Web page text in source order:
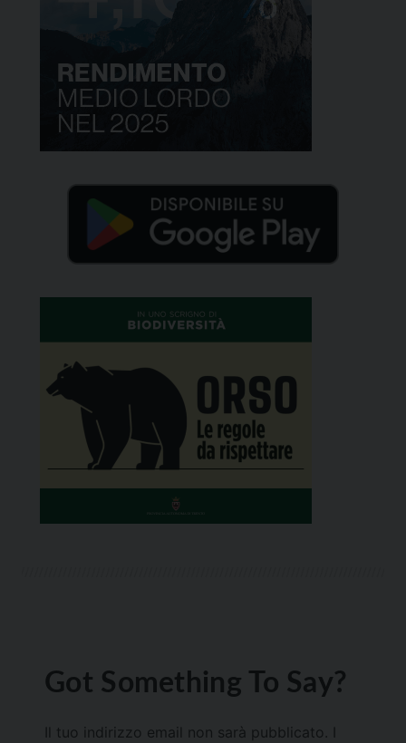
Got Something To Say?
Il tuo indirizzo email non sarà pubblicato.